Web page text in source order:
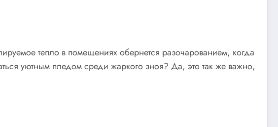
тепло в помещениях обернется разочарованием, когда
уютным пледом среди жаркого зноя? Да, это так же важно,